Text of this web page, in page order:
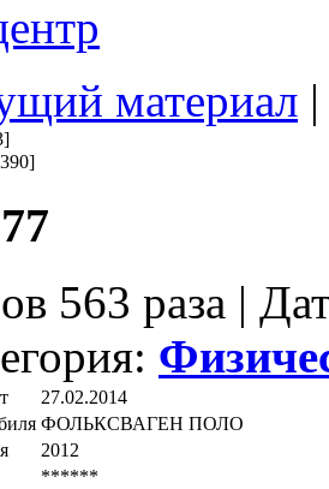
материал
563 раза |
27.02.2014
ФОЛЬКСВАГЕН ПОЛО
2012
******